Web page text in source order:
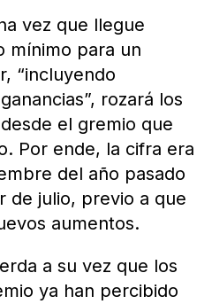
vez que llegue
mínimo para un
“incluyendo
rozará los
el gremio que
Por ende, la cifra era
del año pasado
de julio, previo a que
aumentos.
a su vez que los
ya han percibido